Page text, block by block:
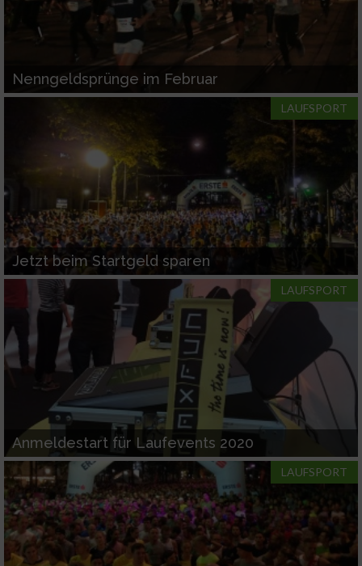
Nenngeldsprünge im Februar
LAUFSPORT
Jetzt beim Startgeld sparen
LAUFSPORT
Anmeldestart für Laufevents 2020
LAUFSPORT